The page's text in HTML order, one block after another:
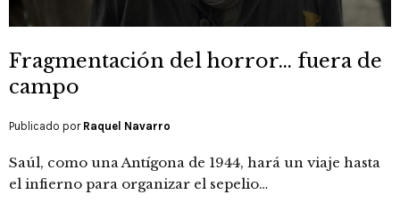
Fragmentación del horror… fuera de
campo
Publicado por Raquel Navarro
Saúl, como una Antígona de 1944, hará un viaje hasta
el infierno para organizar el sepelio…